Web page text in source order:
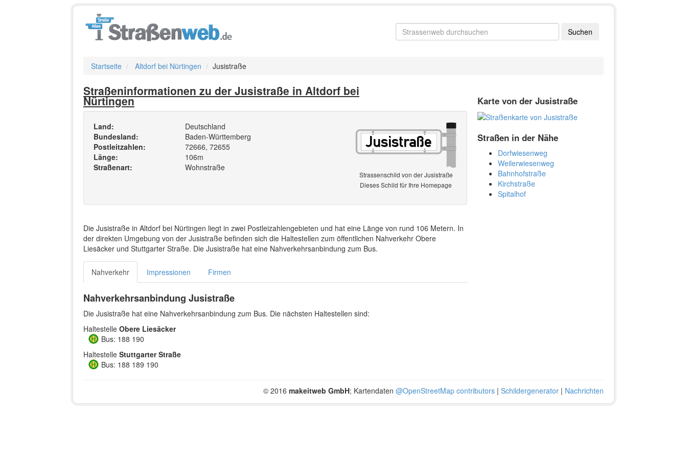
Startseite Altdorf bei Nürtingen Jusistraße
Straßeninformationen zu der Jusistraße in Altdorf bei
Nürtingen
Strassenschild von der Jusistraße
Dieses Schild für Ihre Homepage
Land:
Deutschland
Bundesland:
Baden-Württemberg
Postleitzahlen:
72666, 72655
Länge:
106m
Straßenart:
Wohnstraße
Die Jusistraße in Altdorf bei Nürtingen liegt in zwei Postleizahlengebieten und hat eine Länge von rund 106 Metern. In
der direkten Umgebung von der Jusistraße befinden sich die Haltestellen zum öffentlichen Nahverkehr Obere
Liesäcker und Stuttgarter Straße. Die Jusistraße hat eine Nahverkehrsanbindung zum Bus.
Nahverkehr Impressionen Firmen
Nahverkehrsanbindung Jusistraße
Die Jusistraße hat eine Nahverkehrsanbindung zum Bus. Die nächsten Haltestellen sind:
Haltestelle Obere Liesäcker
Bus: 188 190
Haltestelle Stuttgarter Straße
Bus: 188 189 190
Karte von der Jusistraße
Straßen in der Nähe
Dorfwiesenweg
Weilerwiesenweg
Bahnhofstraße
Kirchstraße
Spitalhof
© 2016 makeitweb GmbH; Kartendaten @OpenStreetMap contributors | Schildergenerator | Nachrichten